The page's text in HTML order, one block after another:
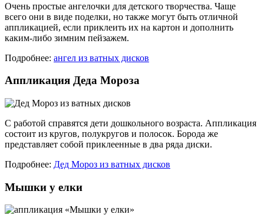
Очень простые ангелочки для детского творчества. Чаще
всего они в виде поделки, но также могут быть отличной
аппликацией, если приклеить их на картон и дополнить
каким-либо зимним пейзажем.
Подробнее: ангел из ватных дисков
Аппликация Деда Мороза
С работой справятся дети дошкольного возраста. Аппликация
состоит из кругов, полукругов и полосок. Борода же
представляет собой приклеенные в два ряда диски.
Подробнее: Дед Мороз из ватных дисков
Мышки у елки